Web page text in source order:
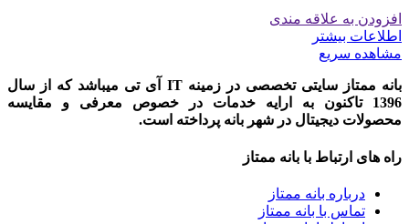
افزودن به علاقه مندی
اطلاعات بیشتر
مشاهده سریع
بانه ممتاز سایتی تخصصی در زمینه IT آی تی میباشد که از سال
1396 تاکنون به ارایه خدمات در خصوص معرفی و مقایسه
محصولات دیجیتال در شهر بانه پرداخته است.
راه های ارتباط با بانه ممتاز
درباره بانه ممتاز
تماس با بانه ممتاز